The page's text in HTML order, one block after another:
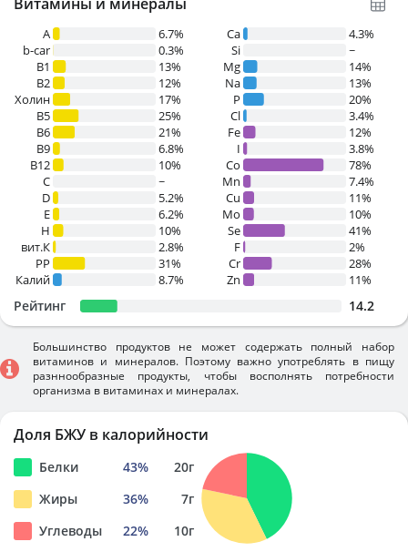
A
6.7%
b-car
0.3%
В1
13%
B2
12%
Холин
17%
B5
25%
B6
21%
B9
6.8%
B12
10%
C
~
D
5.2%
E
6.2%
H
10%
вит.К
2.8%
PP
31%
Калий
8.7%
Ca
4.3%
Si
~
Mg
14%
Na
13%
P
20%
Cl
3.4%
Fe
12%
I
3.8%
Co
78%
Mn
7.4%
Cu
11%
Mo
10%
Se
41%
F
2%
Cr
28%
Zn
11%
Рейтинг 14.2
Большинство продуктов не может содержать полный набор
витаминов и минералов. Поэтому важно употреблять в пищу
разннообразные продукты, чтобы восполнять потребности
организма в витаминах и минералах.
Доля БЖУ в калорийности
Белки 43% 20г
Жиры
36% 7г
Углеводы
22% 10г